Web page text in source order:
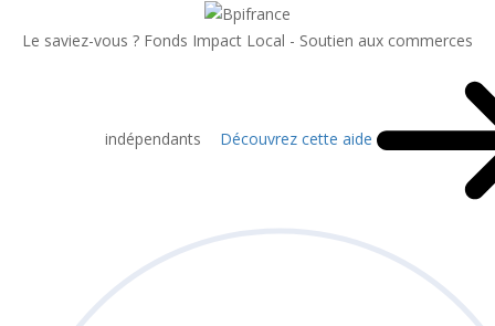
Le saviez-vous ? Fonds Impact Local - Soutien aux commerces
indépendants Découvrez cette aide